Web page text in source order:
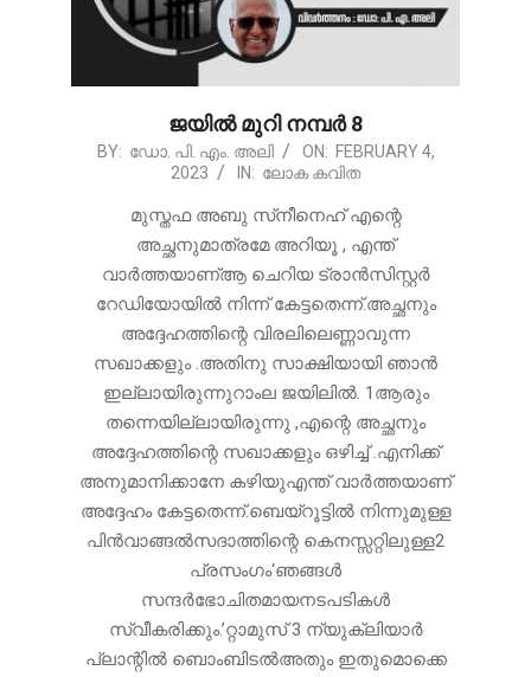
ജയിൽ മുറി നമ്പർ 8
2023-
BY: ഡോ. പി. എം. അലി ON: FEBRUARY 4,
2023
IN: ലോക കവിത
മുസ്തഫ അബു സ്‌നീനെഹ് എന്റെ
അച്ഛനുമാത്രമേ അറിയൂ , എന്ത്
വാർത്തയാണ്ആ ചെറിയ ട്രാൻസിസ്റ്റർ
റേഡിയോയിൽ നിന്ന് കേട്ടതെന്ന്.അച്ഛനും
അദ്ദേഹത്തിന്റെ വിരലിലെണ്ണാവുന്ന
സഖാക്കളും .അതിനു സാക്ഷിയായി ഞാൻ
ഇല്ലായിരുന്നുറാംല ജയിലിൽ. 1ആരും
തന്നെയില്ലായിരുന്നു ,എന്റെ അച്ഛനും
അദ്ദേഹത്തിന്റെ സഖാക്കളും ഒഴിച്ച് .എനിക്ക്
അനുമാനിക്കാനേ കഴിയുഎന്ത് വാർത്തയാണ്
അദ്ദേഹം കേട്ടതെന്ന്.ബെയ്‌റൂട്ടിൽ നിന്നുമുള്ള
പിൻവാങ്ങൽസദാത്തിന്റെ കെനസ്സറ്റിലുള്ള2
പ്രസംഗം‘ഞങ്ങൾ
സന്ദര്‍ഭോചിതമായനടപടികൾ
സ്വീകരിക്കും.’റ്റാമുസ് 3 ന്യുക്ലിയാർ
പ്ലാന്റിൽ ബൊംബിടൽഅതും ഇതുമൊക്കെ